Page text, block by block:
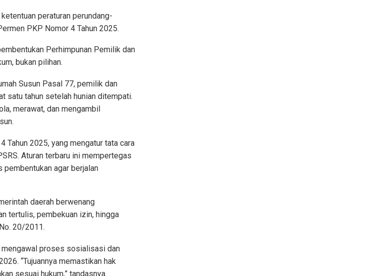
peraturan perundang-
PKP Nomor 4 Tahun 2025.
Perhimpunan Pemilik dan
bukan pilihan.
Susun Pasal 77, pemilik dan
satu tahun setelah hunian ditempati.
merawat, dan mengambil
Tahun 2025, yang mengatur tata cara
Aturan terbaru ini mempertegas
agar berjalan
daerah berwenang
tertulis, pembekuan izin, hingga
20/2011.
mengawal proses sosialisasi dan
“Tujuannya memastikan hak
sesuai hukum,” tandasnya.